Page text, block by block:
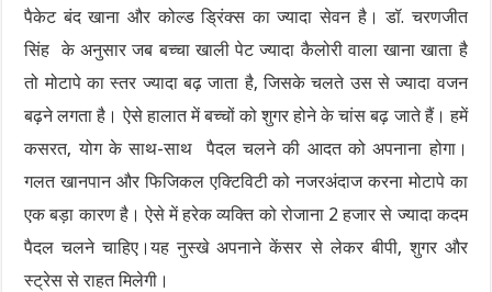
पैकेट बंद खाना और कोल्ड ड्रिंक्स का ज्यादा सेवन है। डॉ. चरणजीत
सिंह के अनुसार जब बच्चा खाली पेट ज्यादा कैलोरी वाला खाना खाता है
तो मोटापे का स्तर ज्यादा बढ़ जाता है, जिसके चलते उस से ज्यादा वजन
बढ़ने लगता है। ऐसे हालात में बच्चों को शुगर होने के चांस बढ़ जाते हैं। हमें
कसरत, योग के साथ-साथ पैदल चलने की आदत को अपनाना होगा।
गलत खानपान और फिजिकल एक्टिविटी को नजरअंदाज करना मोटापे का
एक बड़ा कारण है। ऐसे में हरेक व्यक्ति को रोजाना 2 हजार से ज्यादा कदम
पैदल चलने चाहिए।यह नुस्खे अपनाने केंसर से लेकर बीपी, शुगर और
स्ट्रेस से राहत मिलेगी।